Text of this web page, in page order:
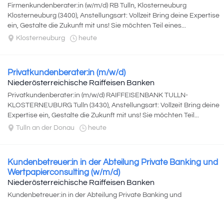
Firmenkundenberater:in (w/m/d) RB Tulln, Klosterneuburg
Klosterneuburg (3400), Anstellungsart: Vollzeit Bring deine Expertise
ein, Gestalte die Zukunft mit uns! Sie möchten Teil eines...
Klosterneuburg
heute
Privatkundenberater:in (m/w/d)
Niederösterreichische Raiffeisen Banken
Privatkundenberater:in (m/w/d) RAIFFEISENBANK TULLN-
KLOSTERNEUBURG Tulln (3430), Anstellungsart: Vollzeit Bring deine
Expertise ein, Gestalte die Zukunft mit uns! Sie möchten Teil...
Tulln an der Donau
heute
Kundenbetreuer:in in der Abteilung Private Banking und
Wertpapierconsulting (w/m/d)
Niederösterreichische Raiffeisen Banken
Kundenbetreuer:in in der Abteilung Private Banking und